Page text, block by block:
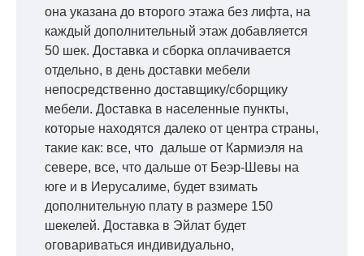
она указана до второго этажа без лифта, на
каждый дополнительный этаж добавляется
50 шек. Доставка и сборка оплачивается
отдельно, в день доставки мебели
непосредственно доставщику/сборщику
мебели. Доставка в населенные пункты,
которые находятся далеко от центра страны,
такие как: все, что дальше от Кармиэля на
севере, все, что дальше от Беэр-Шевы на
юге и в Иерусалиме, будет взимать
дополнительную плату в размере 150
шекелей. Доставка в Эйлат будет
оговариваться индивидуально,